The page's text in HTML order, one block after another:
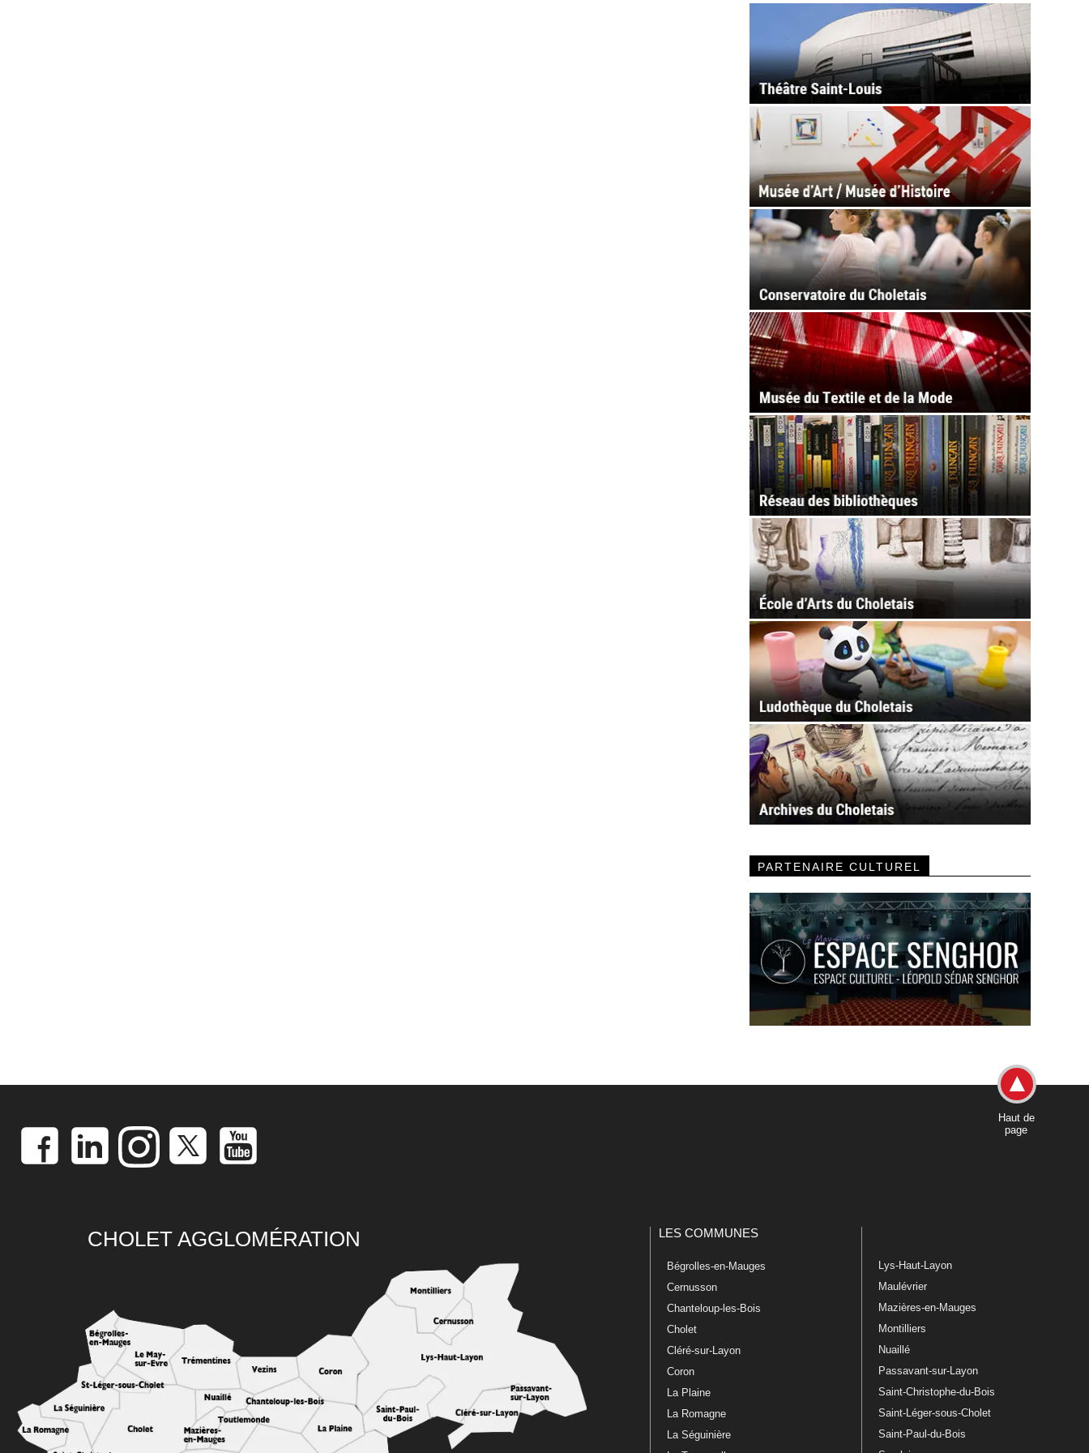
PARTENAIRE CULTUREL
Haut de
page
CHOLET AGGLOMÉRATION LES COMMUNES
Bégrolles-en-Mauges
Cernusson
Chanteloup-les-Bois
Cholet
Cléré-sur-Layon
Coron
La Plaine
La Romagne
La Séguinière
Lys-Haut-Layon
Maulévrier
Mazières-en-Mauges
Montilliers
Nuaillé
Passavant-sur-Layon
Saint-Christophe-du-Bois
Saint-Léger-sous-Cholet
Saint-Paul-du-Bois